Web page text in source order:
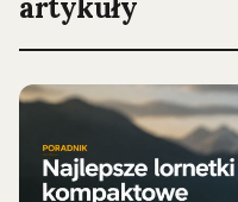
artykuły